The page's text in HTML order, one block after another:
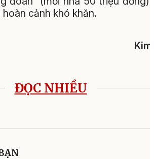
cảnh khó khăn.
ĐỌC NHIỀU